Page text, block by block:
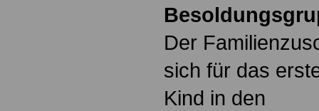
Der
sich für das
Kind in den